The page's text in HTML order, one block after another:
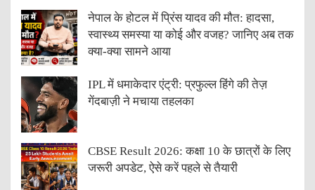
नेपाल के होटल में प्रिंस यादव की मौत: हादसा,
स्वास्थ्य समस्या या कोई और वजह? जानिए अब तक
क्या-क्या सामने आया
IPL में धमाकेदार एंट्री: प्रफुल्ल हिंगे की तेज़
गेंदबाज़ी ने मचाया तहलका
CBSE Result 2026: कक्षा 10 के छात्रों के लिए
जरूरी अपडेट, ऐसे करें पहले से तैयारी